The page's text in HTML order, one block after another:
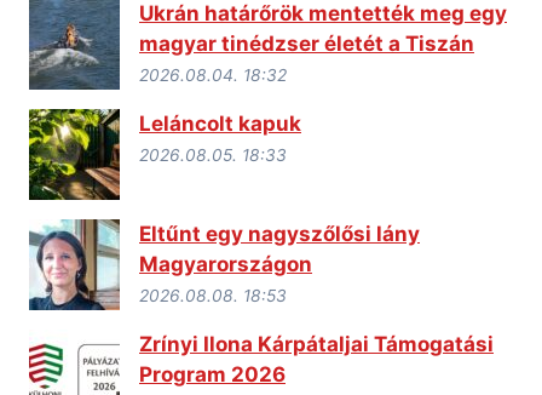
Ukrán határőrök mentették meg egy
magyar tinédzser életét a Tiszán
2026.08.04. 18:32
Leláncolt kapuk
2026.08.05. 18:33
Eltűnt egy nagyszőlősi lány
Magyarországon
2026.08.08. 18:53
Zrínyi Ilona Kárpátaljai Támogatási
Program 2026